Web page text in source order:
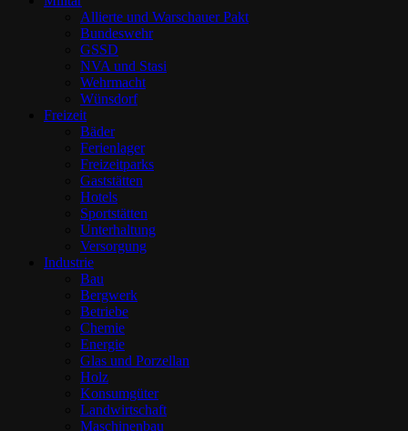
Allierte und Warschauer Pakt
Bundeswehr
GSSD
NVA und Stasi
Wehrmacht
Wünsdorf
Freizeit
Bäder
Ferienlager
Freizeitparks
Gaststätten
Hotels
Sportstätten
Unterhaltung
Versorgung
Industrie
Bau
Bergwerk
Betriebe
Chemie
Energie
Glas und Porzellan
Holz
Konsumgüter
Landwirtschaft
Maschinenbau